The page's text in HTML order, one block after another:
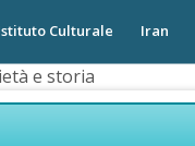
Culturale Iran
e storia